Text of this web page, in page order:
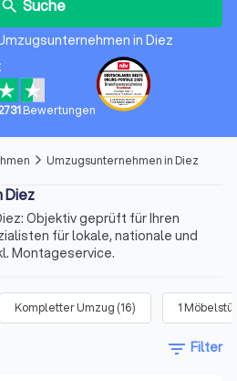
search Suche
in Diez
Bewertungen
arrow_forward_ios Umzugsunternehmen in Diez
Diez
Objektiv geprüft für Ihren
für lokale, nationale und
Montageservice.
Kompletter Umzug (16) 1
filter_list Filter